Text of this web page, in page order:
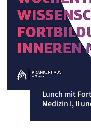
Lunch mit
Medizin I, II